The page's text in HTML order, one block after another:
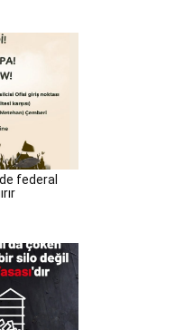
federal